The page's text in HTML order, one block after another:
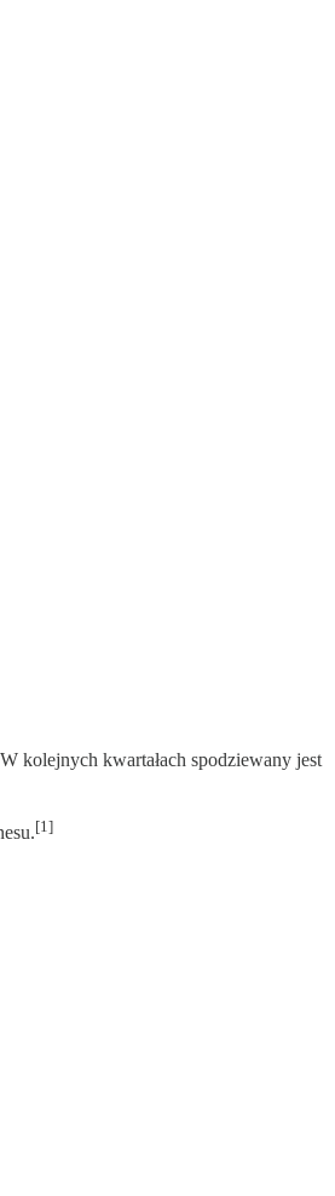
kolejnych kwartałach spodziewany jest
[1]